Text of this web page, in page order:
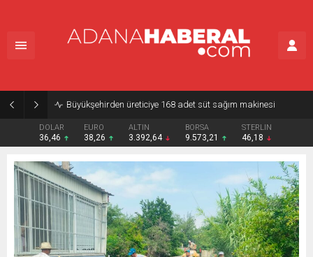
Büyükşehirden üreticiye 168 adet süt sağım makinesi
DOLAR
36,46
EURO
38,26
ALTIN
3.392,64
BORSA
9.573,21
STERLIN
46,18